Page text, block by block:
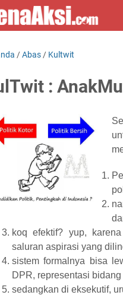
/Abas / Kultwit
:
koq efektif? yup,
saluran aspirasi yang
sistem formalnya bisa
DPR, representasi
sedangkan di eksekutif,